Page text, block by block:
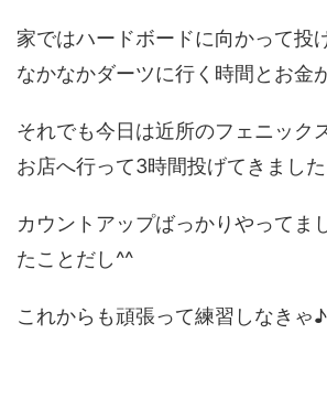
家ではハードボードに向かって投
なかなかダーツに行く時間とお金
それでも今日は近所のフェニック
お店へ行って3時間投げてきました
カウントアップばっかりやってま
たことだし^^
これからも頑張って練習しなきゃ♪